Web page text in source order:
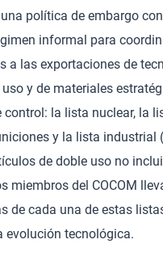
política de embargo
informal para
a las exportaciones de
y de materiales
control: la lista nuclear, la
y la lista industrial
de doble uso no
miembros del COCOM
de cada una de estas
evolución tecnológica.